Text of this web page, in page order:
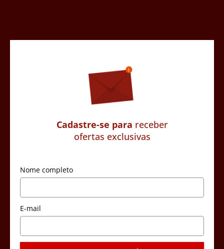
Cadastre-se para receber
ofertas exclusivas
Nome completo
E-mail